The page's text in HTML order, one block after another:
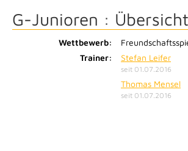
G-Junioren : Übersicht
Wettbewerb:
Trainer:
Stefan Leifer
seit 01.07.2016
Thomas Mensel
seit 01.07.2016